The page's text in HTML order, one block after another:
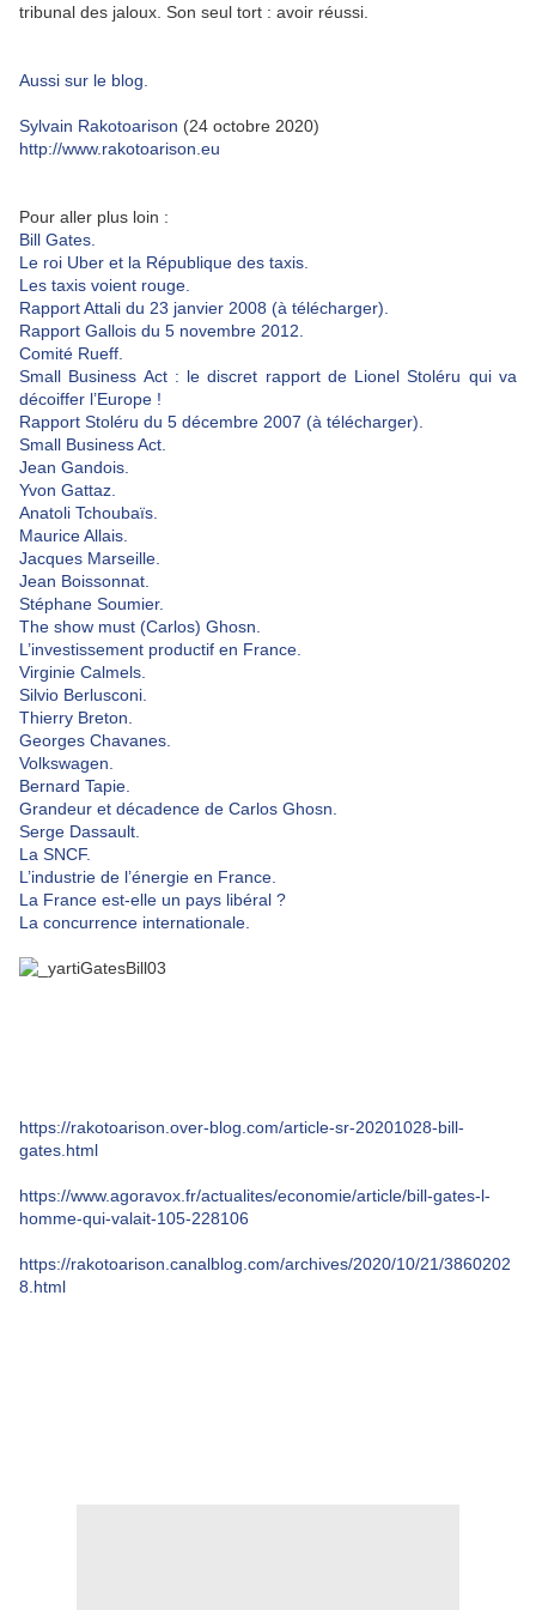
tribunal des jaloux. Son seul tort : avoir réussi.
Aussi sur le blog.
Sylvain Rakotoarison (24 octobre 2020)
http://www.rakotoarison.eu
Pour aller plus loin :
Bill Gates.
Le roi Uber et la République des taxis.
Les taxis voient rouge.
Rapport Attali du 23 janvier 2008 (à télécharger).
Rapport Gallois du 5 novembre 2012.
Comité Rueff.
Small Business Act : le discret rapport de Lionel Stoléru qui va
décoiffer l’Europe !
Rapport Stoléru du 5 décembre 2007 (à télécharger).
Small Business Act.
Jean Gandois.
Yvon Gattaz.
Anatoli Tchoubaïs.
Maurice Allais.
Jacques Marseille.
Jean Boissonnat.
Stéphane Soumier.
The show must (Carlos) Ghosn.
L’investissement productif en France.
Virginie Calmels.
Silvio Berlusconi.
Thierry Breton.
Georges Chavanes.
Volkswagen.
Bernard Tapie.
Grandeur et décadence de Carlos Ghosn.
Serge Dassault.
La SNCF.
L’industrie de l’énergie en France.
La France est-elle un pays libéral ?
La concurrence internationale.
https://rakotoarison.over-blog.com/article-sr-20201028-bill-
gates.html
https://www.agoravox.fr/actualites/economie/article/bill-gates-l-
homme-qui-valait-105-228106
https://rakotoarison.canalblog.com/archives/2020/10/21/3860202
8.html